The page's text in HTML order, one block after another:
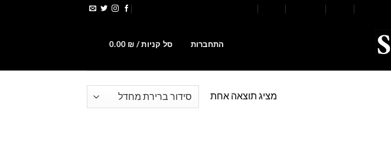
התחברות סל קניות / 0.00 ₪
מציג תוצאה אחת